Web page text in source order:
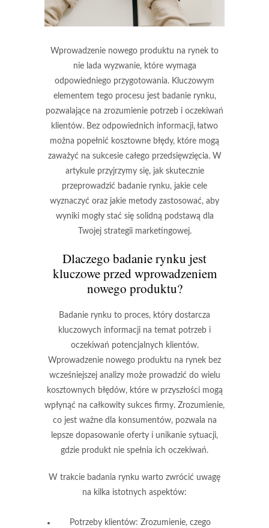
Wprowadzenie nowego produktu na rynek to
nie lada wyzwanie, które wymaga
odpowiedniego przygotowania. Kluczowym
elementem tego procesu jest badanie rynku,
pozwalające na zrozumienie potrzeb i oczekiwań
klientów. Bez odpowiednich informacji, łatwo
można popełnić kosztowne błędy, które mogą
zaważyć na sukcesie całego przedsięwzięcia. W
artykule przyjrzymy się, jak skutecznie
przeprowadzić badanie rynku, jakie cele
wyznaczyć oraz jakie metody zastosować, aby
wyniki mogły stać się solidną podstawą dla
Twojej strategii marketingowej.
Dlaczego badanie rynku jest
kluczowe przed wprowadzeniem
nowego produktu?
Badanie rynku to proces, który dostarcza
kluczowych informacji na temat potrzeb i
oczekiwań potencjalnych klientów.
Wprowadzenie nowego produktu na rynek bez
wcześniejszej analizy może prowadzić do wielu
kosztownych błędów, które w przyszłości mogą
wpłynąć na całkowity sukces firmy. Zrozumienie,
co jest ważne dla konsumentów, pozwala na
lepsze dopasowanie oferty i unikanie sytuacji,
gdzie produkt nie spełnia ich oczekiwań.
W trakcie badania rynku warto zwrócić uwagę
na kilka istotnych aspektów:
Potrzeby klientów: Zrozumienie, czego